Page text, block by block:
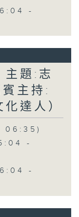
-
主題:志
主持:
達人）
06:35)
-
-